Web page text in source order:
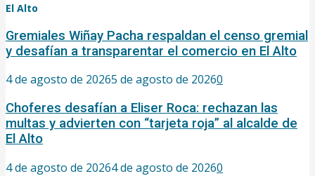
El Alto
Gremiales Wiñay Pacha respaldan el censo gremial
y desafían a transparentar el comercio en El Alto
4 de agosto de 20265 de agosto de 20260
Choferes desafían a Eliser Roca: rechazan las
multas y advierten con “tarjeta roja” al alcalde de
El Alto
4 de agosto de 20264 de agosto de 20260